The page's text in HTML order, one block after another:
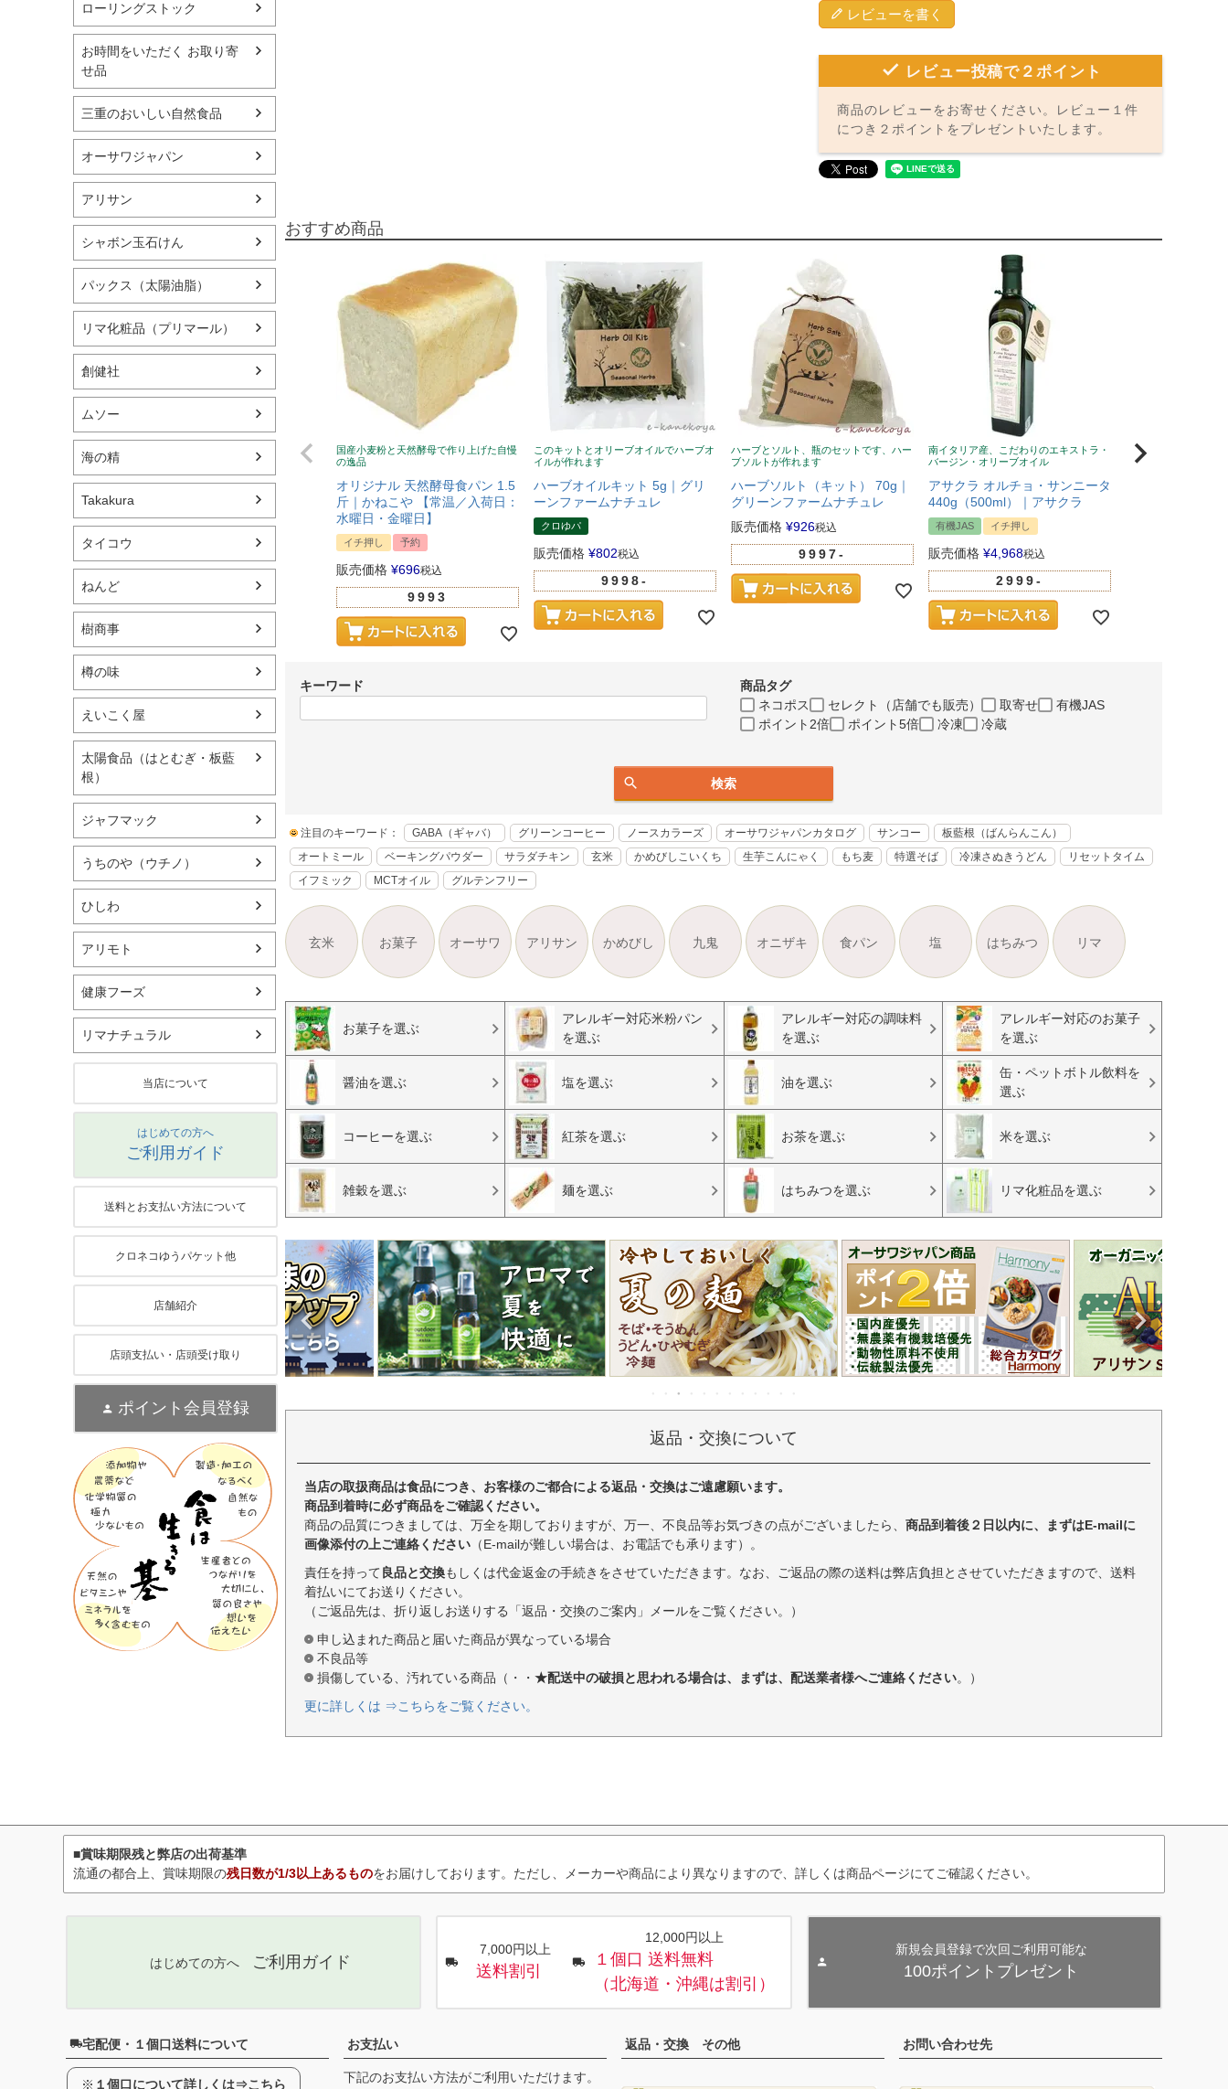
ローリングストック
お時間をいただく お取り寄
せ品
三重のおいしい自然食品
オーサワジャパン
アリサン
シャボン玉石けん
パックス（太陽油脂）
リマ化粧品（プリマール）
創健社
ムソー
海の精
Takakura
タイコウ
ねんど
樹商事
樽の味
えいこく屋
太陽食品（はとむぎ・板藍
根）
ジャフマック
うちのや（ウチノ）
ひしわ
アリモト
健康フーズ
リマナチュラル
当店について
はじめての方へ
ご利用ガイド
送料とお支払い方法について
クロネコゆうパケット他
店舗紹介
店頭支払い・店頭受け取り
ポイント会員登録
レビューを書く
レビュー投稿で２ポイント
商品のレビューをお寄せください。レビュー１件
につき２ポイントをプレゼントいたします。
おすすめ商品
国産小麦粉と天然酵母で作り上げた自慢
の逸品
オリジナル 天然酵母食パン 1.5
斤｜かねこや 【常温／入荷日：
水曜日・金曜日】
イチ押し 予約
販売価格 ¥696税込
9993
このキットとオリーブオイルでハーブオ
イルが作れます
ハーブオイルキット 5g｜グリ
ーンファームナチュレ
クロゆパ
販売価格 ¥802税込
9998-
ハーブとソルト、瓶のセットです、ハー
ブソルトが作れます
ハーブソルト（キット） 70g｜
グリーンファームナチュレ
販売価格 ¥926税込
9997-
南イタリア産、こだわりのエキストラ・
バージン・オリーブオイル
アサクラ オルチョ・サンニータ
440g（500ml）｜アサクラ
有機JAS イチ押し
販売価格 ¥4,968税込
2999-
風邪予防に！ニュー
蜂蜜、無添加、クセ
キーワード
商品タグ
ネコポス
セレクト（店舗でも販売） 取寄せ
有機JAS
ポイント2倍
ポイント5倍 冷凍 冷蔵
検索
注目のキーワード： GABA（ギャバ） グリーンコーヒー ノースカラーズ オーサワジャパンカタログ サンコー
板藍根（ばんらんこん）
オートミール
ベーキングパウダー サラダチキン 玄米 かめびしこいくち 生芋こんにゃく もち麦 特選そば 冷凍さぬきうどん
リセットタイム
イフミック
MCTオイル グルテンフリー
玄米 お菓子 オーサワ アリサン かめびし 九鬼 オニザキ 食パン 塩 はちみつ リマ
お菓子を選ぶ
アレルギー対応米粉パン
を選ぶ
アレルギー対応の調味料
を選ぶ
アレルギー対応のお菓子
を選ぶ
醤油を選ぶ 塩を選ぶ 油を選ぶ
缶・ペットボトル飲料を
選ぶ
コーヒーを選ぶ 紅茶を選ぶ お茶を選ぶ 米を選ぶ
雑穀を選ぶ 麺を選ぶ はちみつを選ぶ リマ化粧品を選ぶ
返品・交換について
当店の取扱商品は食品につき、お客様のご都合による返品・交換はご遠慮願います。
商品到着時に必ず商品をご確認ください。
商品の品質につきましては、万全を期しておりますが、万一、不良品等お気づきの点がございましたら、 商品到着後２日以内に、まずはE-mailに
画像添付の上ご連絡ください （E-mailが難しい場合は、お電話でも承ります）。
責任を持って 良品と交換もしくは代金返金の手続きをさせていただきます。なお、ご返品の際の送料は弊店負担とさせていただきますので、送料
着払いにてお送りください。
（ご返品先は、折り返しお送りする「返品・交換のご案内」メールをご覧ください。）
申し込まれた商品と届いた商品が異なっている場合
不良品等
損傷している、汚れている商品（・・ ★配送中の破損と思われる場合は、まずは、配送業者様へご連絡ください。）
更に詳しくは ⇒こちらをご覧ください。
■賞味期限残と弊店の出荷基準
流通の都合上、賞味期限の残日数が1/3以上あるものをお届けしております。ただし、メーカーや商品により異なりますので、詳しくは商品ページにてご確認ください。
はじめての方へ ご利用ガイド
7,000円以上
送料割引
12,000円以上
１個口 送料無料
（北海道・沖縄は割引）
新規会員登録で次回ご利用可能な
100ポイントプレゼント
宅配便・１個口送料について
※ １個口について詳しくは⇒こちら
お支払い
下記のお支払い方法がご利用いただけます。
返品・交換 その他 お問い合わせ先